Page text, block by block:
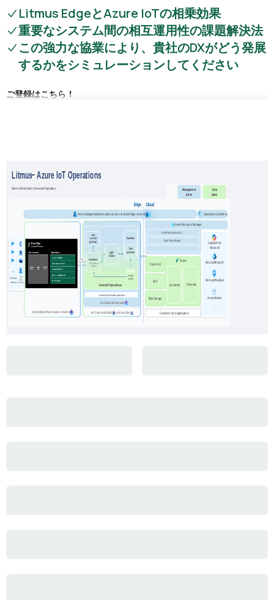
Litmus EdgeとAzure IoTの相乗効果
重要なシステム間の相互運用性の課題解決法
この強力な協業により、貴社のDXがどう発展
するかをシミュレーションしてください
ご登録はこちら！